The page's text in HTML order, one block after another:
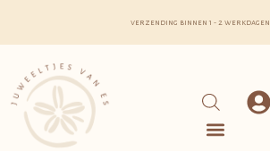
verzending binnen 1 - 2 werkdagen